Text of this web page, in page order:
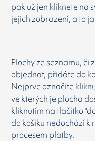
pak už jen kliknete na
jejich zobrazení, a to
Plochy ze seznamu, či
objednat, přidáte do
Nejprve označíte
ve kterých je plocha
kliknutím na tlačítko
do košíku nedochází k
procesem platby.